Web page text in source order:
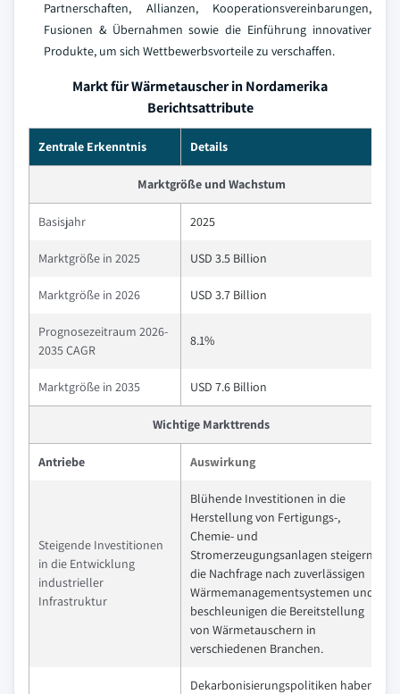
Partnerschaften, Allianzen, Kooperationsvereinbarungen,
Fusionen & Übernahmen sowie die Einführung innovativer
Produkte, um sich Wettbewerbsvorteile zu verschaffen.
Markt für Wärmetauscher in Nordamerika
Berichtsattribute
Zentrale Erkenntnis Details
Marktgröße und Wachstum
Basisjahr 2025
Marktgröße in 2025 USD 3.5 Billion
Marktgröße in 2026 USD 3.7 Billion
Prognosezeitraum 2026-
2035 CAGR
8.1%
Marktgröße in 2035 USD 7.6 Billion
Wichtige Markttrends
Antriebe Auswirkung
Steigende Investitionen
in die Entwicklung
industrieller
Infrastruktur
Blühende Investitionen in die
Herstellung von Fertigungs-,
Chemie- und
Stromerzeugungsanlagen steigern
die Nachfrage nach zuverlässigen
Wärmemanagementsystemen und
beschleunigen die Bereitstellung
von Wärmetauschern in
verschiedenen Branchen.
Dekarbonisierungspolitiken haben